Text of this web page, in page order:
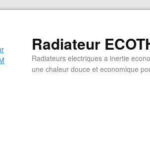
Radiateur
Radiateurs electriques a inertie
une chaleur douce et economique